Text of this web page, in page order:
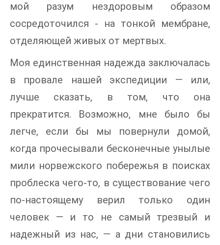
мой разум нездоровым образом
сосредоточился - на тонкой мембране,
отделяющей живых от мертвых.
Моя единственная надежда заключалась
в провале нашей экспедиции — или,
лучше сказать, в том, что она
прекратится. Возможно, мне было бы
легче, если бы мы повернули домой,
когда прочесывали бесконечные унылые
мили норвежского побережья в поисках
проблеска чего-то, в существование чего
по-настоящему верил только один
человек — и то не самый трезвый и
надежный из нас, — а дни становились